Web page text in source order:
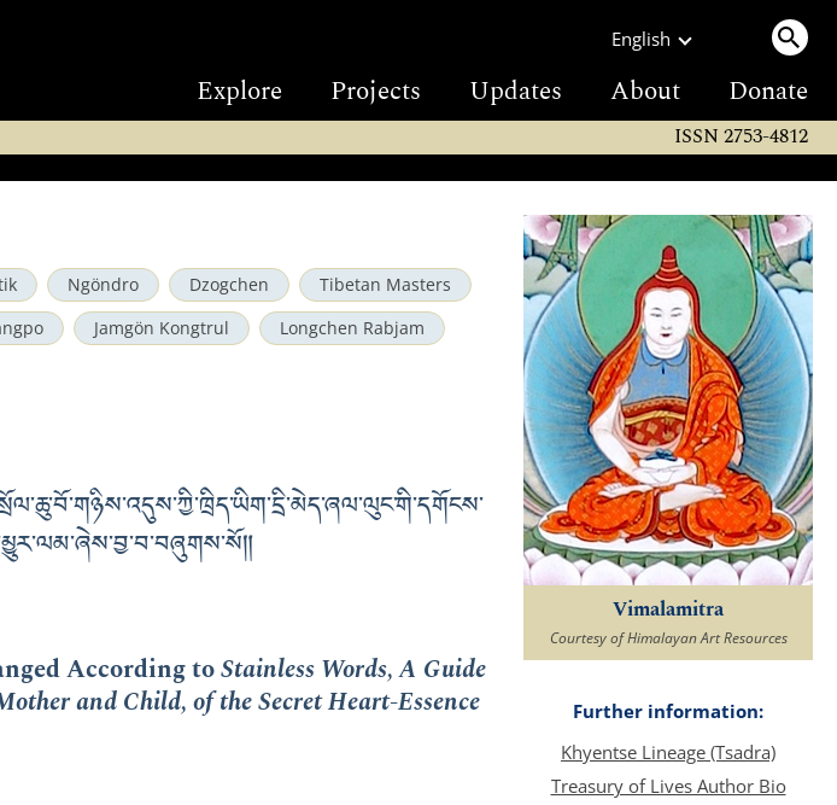
English
Explore Projects Updates About Donate
ISSN 2753-4812
Ngöndro Dzogchen
Tibetan Masters
Jamgön Kongtrul
Longchen Rabjam
According toStainless Words, A Guide
and Child, of the Secret Heart-Essence
Vimalamitra
Courtesy of Himalayan Art Resources
Further information:
Khyentse Lineage (Tsadra)
Treasury of Lives Author Bio